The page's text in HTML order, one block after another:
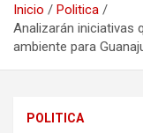
Inicio
Politica
Analizarán iniciativas
ambiente para
POLITICA